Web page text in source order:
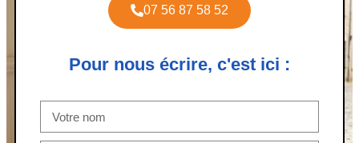
07 56 87 58 52
Pour nous écrire, c'est ici :